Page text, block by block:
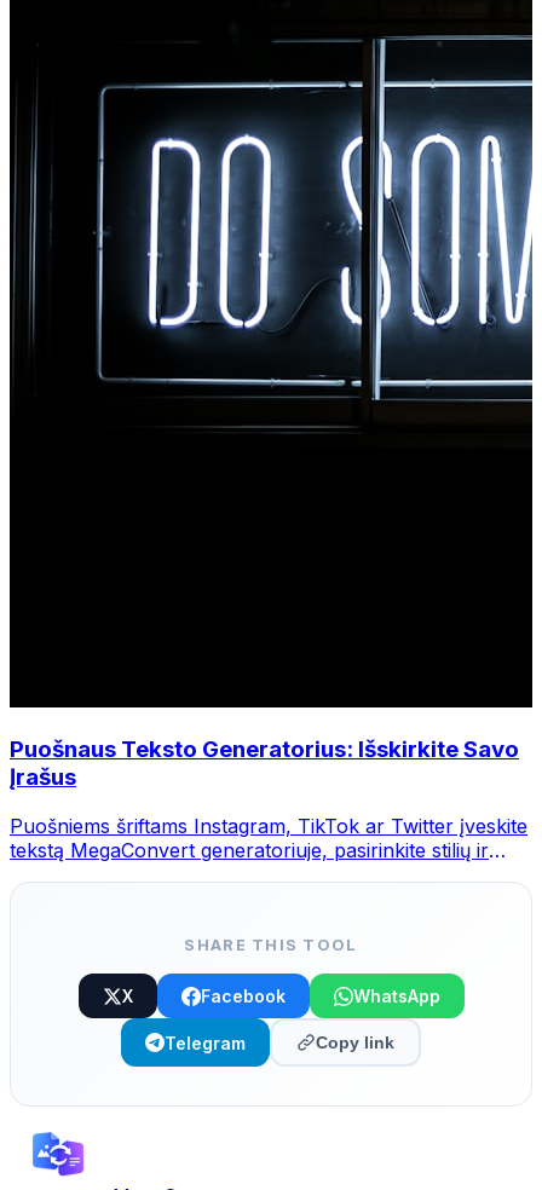
Puošnaus Teksto Generatorius: Išskirkite Savo
Įrašus
Puošniems šriftams Instagram, TikTok ar Twitter įveskite
tekstą MegaConvert generatoriuje, pasirinkite stilių ir
SHARE THIS TOOL
X Facebook WhatsApp
Telegram Copy link